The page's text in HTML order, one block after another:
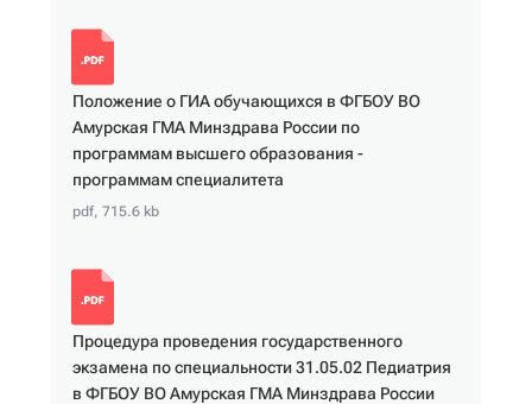
Положение о ГИА обучающихся в ФГБОУ ВО
Амурская ГМА Минздрава России по
программам высшего образования -
программам специалитета
pdf, 715.6 kb
Процедура проведения государственного
экзамена по специальности 31.05.02 Педиатрия
в ФГБОУ ВО Амурская ГМА Минздрава России